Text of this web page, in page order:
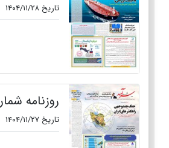
تاریخ ۱۴۰۴/۱۱/۲۸
روزنامه شماره
تاریخ ۱۴۰۴/۱۱/۲۷